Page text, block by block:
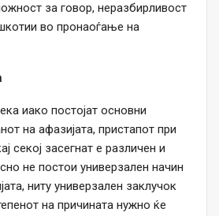
за говор, неразбирливост
во пронаоѓање на
иако постојат основни
на афазијата, пристапот при
секој засегнат е различен и
не постои универзален начин
ниту универзален заклучок
на причината нужно ќе